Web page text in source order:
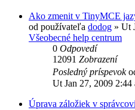
Ako zmenit v TinyMCE
od používateľa dodog » Ut
Všeobecné help centrum
0 Odpovedí
12091 Zobrazení
Posledný príspevok
Ut Jan 27, 2009 2:44
Úprava záložiek v správcovi